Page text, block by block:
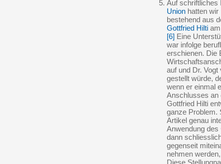
Auf schriftliches
Union hatten
bestehend aus
Gottfried Hilti
[6] Eine
war infolge
erschienen. Die
auf und Dr.
gestellt würde,
wenn er einmal
Anschlusses an
Gottfried Hilti
ganze Problem.
Artikel genau
Anwendung
dann
gegenseit
nehmen